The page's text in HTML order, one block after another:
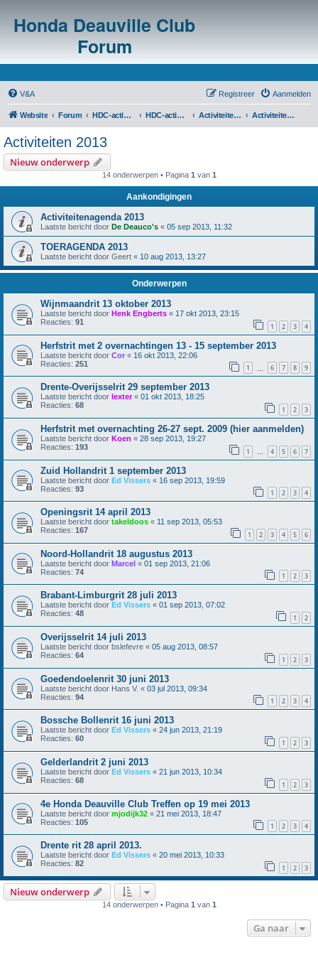
Honda Deauville Club
Forum
V&A Aanmelden
Registreer
Website Forum HDC-activiteiten HDC-activiteitenoverzicht en agenda's Activiteiten voorgaande jaren Activiteiten 2013
Activiteiten 2013
Nieuw onderwerp
14 onderwerpen • Pagina 1 van 1
Aankondigingen
Activiteitenagenda 2013
Laatste bericht door De Deauco's « 05 sep 2013, 11:32
TOERAGENDA 2013
Laatste bericht door Geert « 10 aug 2013, 13:27
Onderwerpen
Wijnmaandrit 13 oktober 2013
Laatste bericht door Henk Engberts « 17 okt 2013, 23:15
Reacties: 91 1 2 3 4
Herfstrit met 2 overnachtingen 13 - 15 september 2013
Laatste bericht door Cor « 16 okt 2013, 22:06
Reacties: 251 1 6 7 8 9
Drente-Overijsselrit 29 september 2013
Laatste bericht door lexter« 01 okt 2013, 18:25
Reacties: 68 1 2 3
Herfstrit met overnachting 26-27 sept. 2009 (hier aanmelden)
Laatste bericht door Koen « 28 sep 2013, 19:27
Reacties: 193 1 … 4 5 6 7
Zuid Hollandrit 1 september 2013
Laatste bericht door Ed Vissers « 16 sep 2013, 19:59
Reacties: 93 1 2 3 4
Openingsrit 14 april 2013
Laatste bericht door takeldoos « 11 sep 2013, 05:53
Reacties: 167 1 2 3 4 5 6
Noord-Hollandrit 18 augustus 2013
Laatste bericht door Marcel « 01 sep 2013, 21:06
Reacties: 74 1 2 3
Brabant-Limburgrit 28 juli 2013
Laatste bericht door Ed Vissers « 01 sep 2013, 07:02
Reacties: 48 1 2
Overijsselrit 14 juli 2013
Laatste bericht door bslefevre « 05 aug 2013, 08:57
Reacties: 64 1 2 3
Goedendoelenrit 30 juni 2013
Laatste bericht door Hans V. « 03 jul 2013, 09:34
Reacties: 94 1 2 3 4
Bossche Bollenrit 16 juni 2013
Laatste bericht door Ed Vissers « 24 jun 2013, 21:19
Reacties: 60 1 2 3
Gelderlandrit 2 juni 2013
Laatste bericht door Ed Vissers « 21 jun 2013, 10:34
Reacties: 68 1 2 3
4e Honda Deauville Club Treffen op 19 mei 2013
Laatste bericht door mjodijk32 « 21 mei 2013, 18:47
Reacties: 105 1 2 3 4
Drente rit 28 april 2013.
Laatste bericht door Ed Vissers « 20 mei 2013, 10:33
Reacties: 82 1 2 3
Nieuw onderwerp
14 onderwerpen • Pagina 1 van 1
Ga naar